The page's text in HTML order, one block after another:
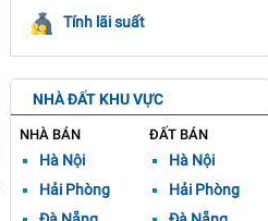
Tính lãi suất
NHÀ ĐẤT KHU VỰC
NHÀ BÁN
Hà Nội
Hải Phòng
ĐẤT BÁN
Hà Nội
Hải Phòng